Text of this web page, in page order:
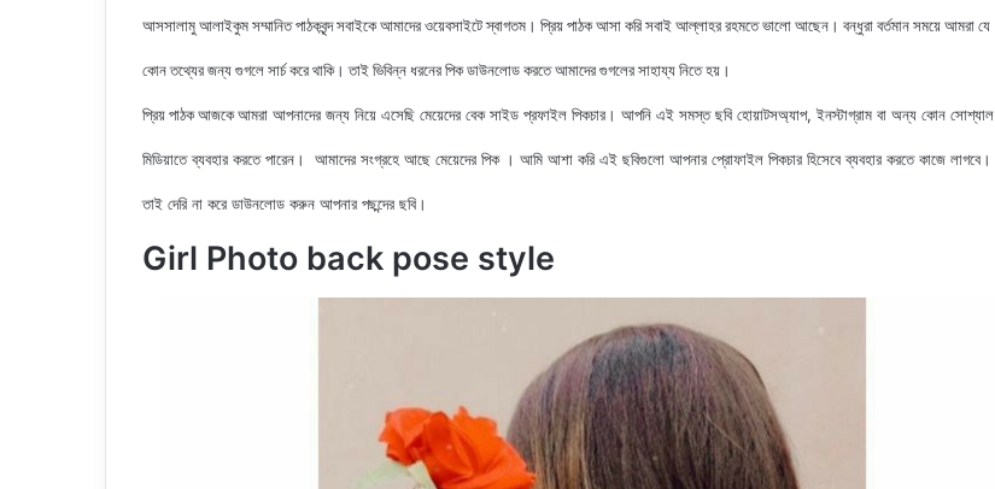
আসসালামু আলাইকুম সম্মানিত পাঠকবৃন্দ সবাইকে আমাদের ওয়েবসাইটে স্বাগতম। প্রিয় পাঠক আসা করি সবাই আল্লাহর রহমতে ভালো আছেন। বন্ধুরা বর্তমান সময়ে আমরা যে
কোন তথ্যের জন্য গুগলে সার্চ করে থাকি। তাই ভিবিন্ন ধরনের পিক ডাউনলোড করতে আমাদের গুগলের সাহায্য নিতে হয়।
প্রিয় পাঠক আজকেআমরা আপনাদের জন্য নিয়ে এসেছি মেয়েদের বেক সাইড প্রফাইল পিকচার। আপনি এই সমস্ত ছবি হোয়াটসঅ্যাপ, ইনস্টাগ্রাম বা অন্য কোন সোশ্যাল
মিডিয়াতে ব্যবহার করতে পারেন। আমাদের সংগ্রহে আছে মেয়েদের পিক । আমি আশা করি এই ছবিগুলো আপনার প্রোফাইল পিকচার হিসেবে ব্যবহার করতে কাজে লাগবে।
তাই দেরি না করে ডাউনলোড করুন আপনার পছন্দের ছবি।
Girl Photo back pose style